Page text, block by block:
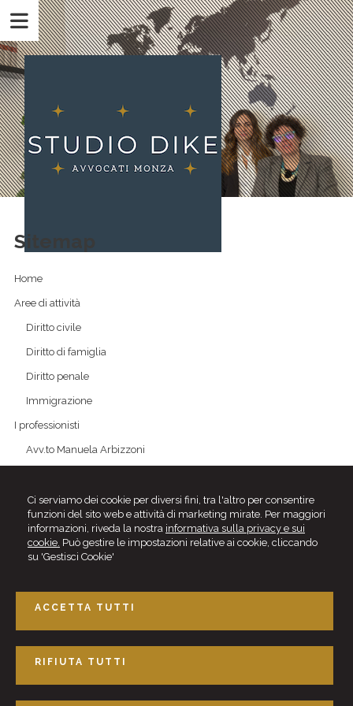
Ci serviamo dei cookie per diversi fini, tra l'altro per consentire
funzioni del sito web e attività di marketing mirate. Per maggiori
informazioni, riveda la nostra informativa sulla privacy e sui
cookie. Può gestire le impostazioni relative ai cookie, cliccando
su 'Gestisci Cookie'
ACCETTA TUTTI
RIFIUTA TUTTI
Sitemap
Home
Aree di attività
Diritto civile
Diritto di famiglia
Diritto penale
Immigrazione
I professionisti
Avv.to Manuela Arbizzoni
Avv.to Elena Maria Brambati
Avv.to Anna Radice
Avv.to Giulia Fumis